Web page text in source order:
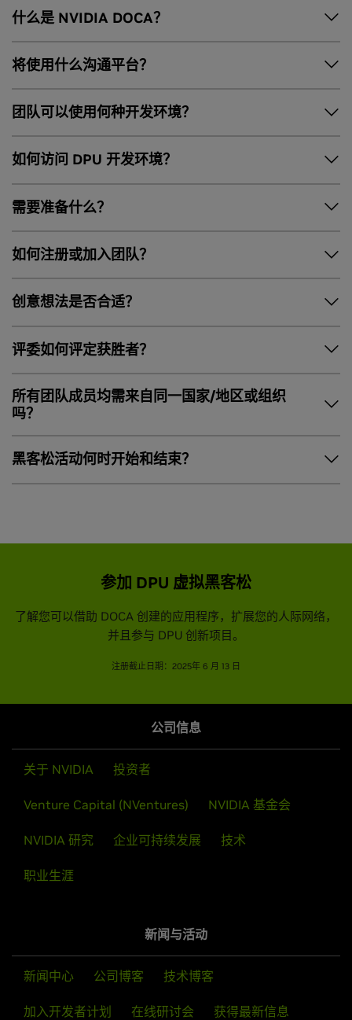
陈志辉
NVIDIA 中国区 DPU 方案架构师
王加伟
请访问NVIDIA BlueField
了解有关 NVIDIA BlueField 的更多
信息。
什么是 NVIDIA DOCA？
利用NVIDIA DOCA开发平台，开发者能够为 NVIDIA
BlueField DPU/SuperNIC 创建网络、存储、安全、管理，以及
AI 与科学计算的基础设施应用程序和服务，就如同NVIDIA
CUDA®能够使开发者构建 GPU 加速应用程序一样。
DOCA 能够提供高度灵活的环境来开发容器化应用程序和服
务，并为开发者提供一个全面的开放式平台，用于构建运行于
NVIDIA BlueField 系列产品之上的软件定义、硬件加速的网
络、存储、安全和管理应用程序。有关 DOCA 的预发布信息及
将使用什么沟通平台？
DPU 虚拟黑客松将通过微软 Teams 平台进行沟通。
团队可以使用何种开发环境？
每个团队均可以使用自己的开发环境，也可以向 NVIDIA 申请预
配置 DPU 开发环境。
如何访问 DPU 开发环境？
在活动开始前几天，我们将会联系您的团队，并提供连接详情
和登录信息，以便访问您团队的专用开发环境。您将可以使用
SSH 将笔记本电脑直接连接到 DPU 操作系统及其托管服务器。
需要准备什么？
带上您的团队 (每个团队最少 2 人，最多 5 人) 的创意想法和出
色能力，利用 DPU 及其硬件加速功能，开发 AI 或基于网络的
应用程序！
如何注册或加入团队？
注册一个团队 (每个团队最少 2 人，最多 5 人)。如果您没有团
队，请联系yancui@nvidia.com
对，组成一个团队。我们建议参赛者先开始组建团队，然后再
报名参赛。
请团队队长在此页面上提交表单。然后，团队队长将会收到一
封确认电子邮件，其中包含团队其他人的注册链接。团队注册
完毕后，您仍可重新提交表单并指明您要修改先前的注册内
容，以便修改您的申请。参赛委员会负责评估参赛项目，并决
定哪些创意进入黑客松比赛。
创意想法是否合适？
本比赛接受任何在 NVIDIA BlueField 上运行和/或利用其硬件加
速的解决方案。
评委如何评定获胜者？
评委将评估使用 DPU 的创新水平和愿景，以及创意想法的执行
情况。详细裁定标准，请查看团队队长注册时的条款和条件的
所有团队成员均需来自同一国家/地区或组织
吗？
团队可以由来自中国境内不同地区和组织的人员组成。
黑客松活动何时开始和结束？
时间) 开始，并将于 6 月 30 日 (星期一) 上午 9:00 (北京时间)
结束，随后进入评奖环节。
如需进一步了解，您可以发送电子邮件至
yancui@nvidia.com 。
参加 DPU 虚拟黑客松
了解您可以借助 DOCA 创建的应用程序，扩展您的人际网络，
并且参与 DPU 创新项目。
注册截止日期：2025年 6 月 13 日
公司信息
关于 NVIDIA 投资者
Venture Capital (NVentures) NVIDIA 基金会
NVIDIA 研究 企业可持续发展 技术
职业生涯
新闻与活动
新闻中心 公司博客 技术博客
加入开发者计划 在线研讨会 获得最新信息